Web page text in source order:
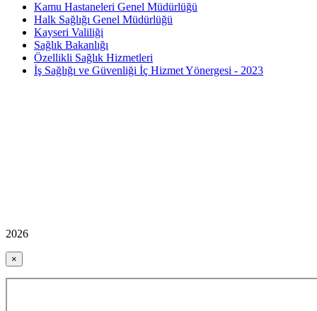
Kamu Hastaneleri Genel Müdürlüğü
Halk Sağlığı Genel Müdürlüğü
Kayseri Valiliği
Sağlık Bakanlığı
Özellikli Sağlık Hizmetleri
İş Sağlığı ve Güvenliği İç Hizmet Yönergesi - 2023
2026
×